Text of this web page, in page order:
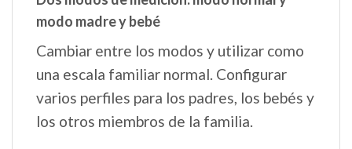
modo madre y bebé
Cambiar entre los modos y utilizar como
una escala familiar normal. Configurar
varios perfiles para los padres, los bebés y
los otros miembros de la familia.